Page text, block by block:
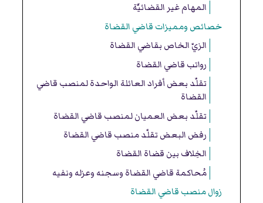
المهام غير القضائيَّة
خصائص ومميزات قاضي القضاة
الزيّ الخاص بقاضي القضاة
رواتب قاضي القضاة
تقلّد بعض أفراد العائلة الواحدة لمنصب قاضي
القضاة
تقلّد بعض العميان لمنصب قاضي القضاة
رفض البعض تقلّد منصب قاضي القضاة
الخِلاف بين قضاة القضاة
مُحاكمة قاضي القضاة وسجنه وعزله ونفيه
زوال منصب قاضي القضاة